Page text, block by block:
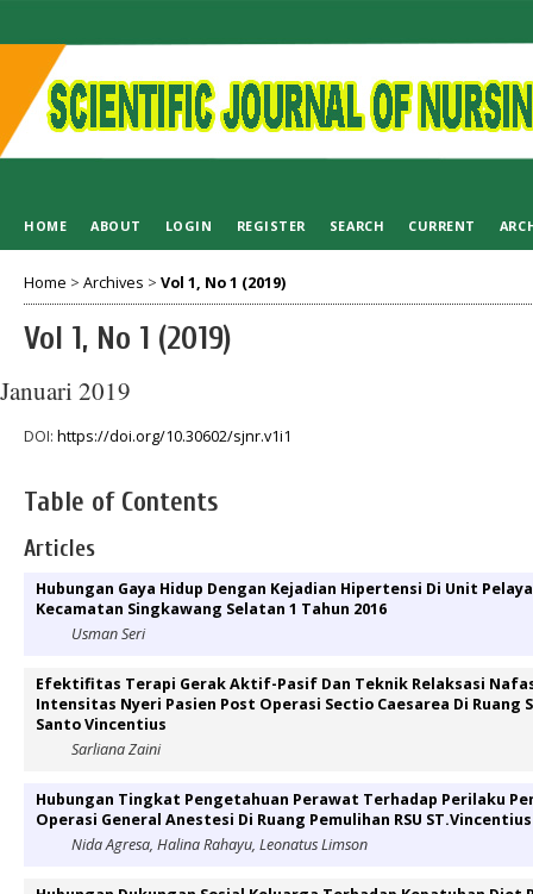
HOME ABOUT LOGIN REGISTER SEARCH CURRENT
Home > Archives > Vol 1, No 1 (2019)
Vol 1, No 1 (2019)
Januari 2019
DOI: https://doi.org/10.30602/sjnr.v1i1
Table of Contents
Articles
Hubungan Gaya Hidup Dengan Kejadian Hipertensi Di Unit
Kecamatan Singkawang Selatan 1 Tahun 2016
Usman Seri
Efektifitas Terapi Gerak Aktif-Pasif Dan Teknik Relaksasi
Intensitas Nyeri Pasien Post Operasi Sectio Caesarea Di Ruang
Santo Vincentius
Sarliana Zaini
Hubungan Tingkat Pengetahuan Perawat Terhadap Perilaku
Operasi General Anestesi Di Ruang Pemulihan RSU
Nida Agresa, Halina Rahayu, Leonatus Limson